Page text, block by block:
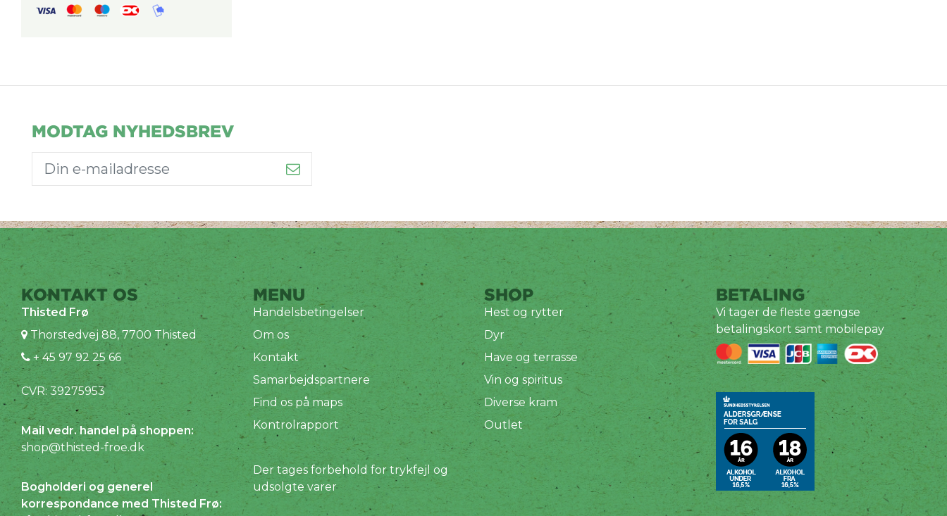
MODTAG NYHEDSBREV
KONTAKT OS
Thisted Frø
Thorstedvej 88, 7700 Thisted
+ 45 97 92 25 66
CVR: 39275953
Mail vedr. handel på shoppen:
shop@thisted-froe.dk
Bogholderi og generel
korrespondance med Thisted Frø:
MENU
Handelsbetingelser
Om os
Kontakt
Samarbejdspartnere
Find os på maps
Kontrolrapport
Der tages forbehold for trykfejl og
udsolgte varer
SHOP
Hest og rytter
Dyr
Have og terrasse
Vin og spiritus
Diverse kram
Outlet
BETALING
Vi tager de fleste gængse
betalingskort samt mobilepay